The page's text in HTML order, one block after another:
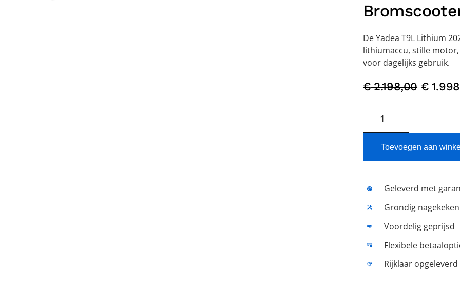
De Yadea T9L Lithium
lithiumaccu, stille
voor dagelijks gebruik.
€2.198,00
€
€
Lithium
Elektrische
in
aantal
Toevoegen aan
Geleverd met
Grondig nagekeken
Voordelig geprijsd
Flexibele
Rijklaar opgeleverd